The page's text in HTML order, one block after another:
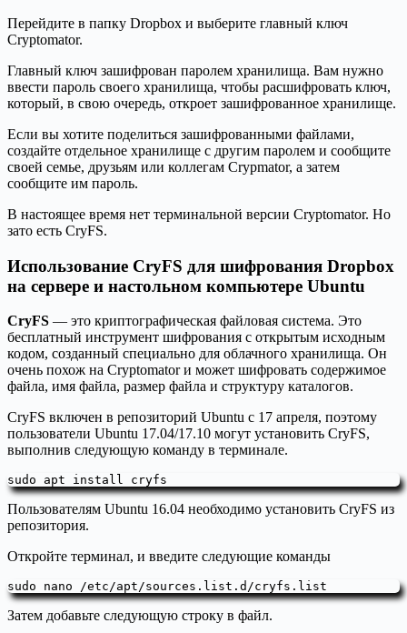
Перейдите в папку Dropbox и выберите главный ключ
Cryptomator.
Главный ключ зашифрован паролем хранилища. Вам нужно
ввести пароль своего хранилища, чтобы расшифровать ключ,
который, в свою очередь, откроет зашифрованное хранилище.
Если вы хотите поделиться зашифрованными файлами,
создайте отдельное хранилище с другим паролем и сообщите
своей семье, друзьям или коллегам Crypmator, а затем
сообщите им пароль.
В настоящее время нет терминальной версии Cryptomator. Но
зато есть CryFS.
Использование CryFS для шифрования Dropbox
на сервере и настольном компьютере Ubuntu
CryFS — это криптографическая файловая система. Это
бесплатный инструмент шифрования с открытым исходным
кодом, созданный специально для облачного хранилища. Он
очень похож на Cryptomator и может шифровать содержимое
файла, имя файла, размер файла и структуру каталогов.
CryFS включен в репозиторий Ubuntu с 17 апреля, поэтому
пользователи Ubuntu 17.04/17.10 могут установить CryFS,
выполнив следующую команду в терминале.
sudo apt install cryfs
Пользователям Ubuntu 16.04 необходимо установить CryFS из
репозитория.
Откройте терминал, и введите следующие команды
sudo nano /etc/apt/sources.list.d/cryfs.list
Затем добавьте следующую строку в файл.